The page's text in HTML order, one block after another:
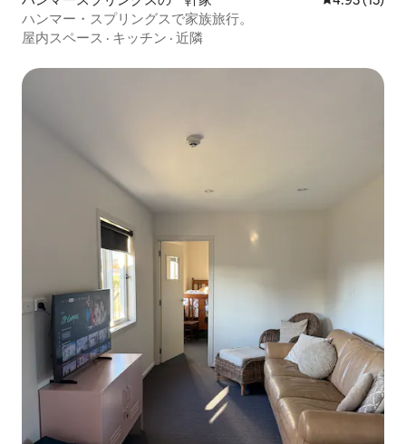
ハンマー・スプリングスで家族旅行。
屋内スペース · キッチン · 近隣